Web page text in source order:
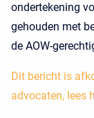
ondertekening
gehouden met
de AOW-
Dit bericht is
advocaten, lees